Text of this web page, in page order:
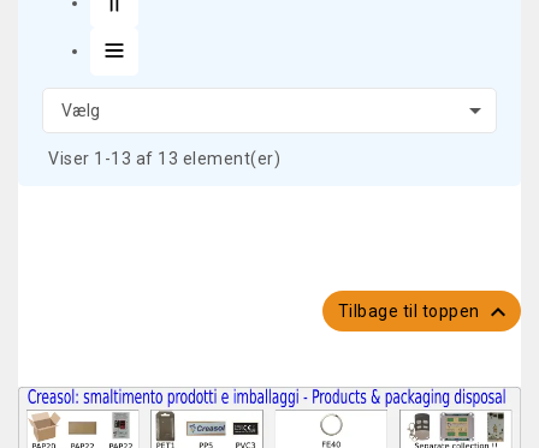
Vælg 
Viser 1-13 af 13 element(er)
Tilbage til toppen 